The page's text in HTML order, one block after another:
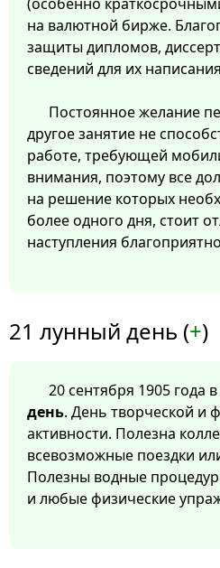
на валютной бирже.
защиты дипломов,
сведений для их
Постоянное желание
другое занятие не
работе, требующей
внимания, поэтому все
на решение которых
более одного дня, стоит
наступления
21 лунный день (+)
20 сентября 1905 года
день. День творческой и
активности. Полезна
всевозможные поездки
Полезны водные
и любые физические